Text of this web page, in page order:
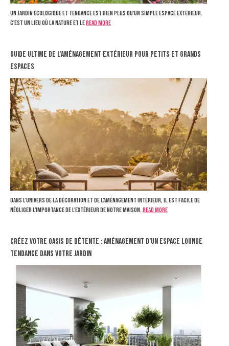
Un jardin écologique et tendance est bien plus qu'un simple espace extérieur.
C'est un lieu où la nature et leRead more
Guide ultime de l’aménagement extérieur pour petits et grands
espaces
Dans l'univers de la décoration et de l'aménagement intérieur, il est facile de
négliger l'importance de l'extérieur de notre maison.Read more
Créez votre oasis de détente : Aménagement d’un espace lounge
tendance dans votre jardin